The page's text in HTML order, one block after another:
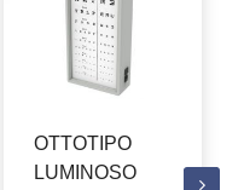
OTTOTIPO
LUMINOSO